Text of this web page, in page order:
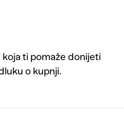
ti pomaže donijeti
o kupnji.